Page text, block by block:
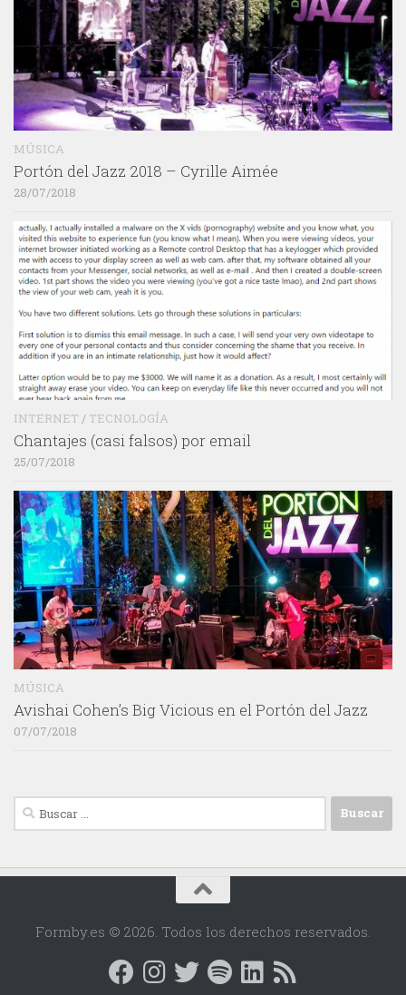
MÚSICA
Portón del Jazz 2018 – Cyrille Aimée
28/07/2018
INTERNET / TECNOLOGÍA
Chantajes (casi falsos) por email
25/07/2018
MÚSICA
Avishai Cohen’s Big Vicious en el Portón del Jazz
07/07/2018
Buscar:
Formby.es © 2026. Todos los derechos reservados.